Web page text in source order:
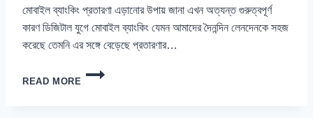
মোবাইল ব্যাংকিং প্রতারণা এড়ানোর উপায় জানা এখন অত্যন্ত গুরুত্বপূর্ণ
কারণ ডিজিটাল যুগে মোবাইল ব্যাংকিং যেমন আমাদের দৈনন্দিন লেনদেনকে সহজ
করেছে তেমনি এর সঙ্গে বেড়েছে প্রতারণার…
READ MORE
মোবাইল
ব্যাংকিং